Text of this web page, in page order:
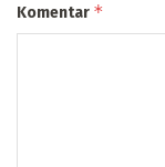
Komentar *